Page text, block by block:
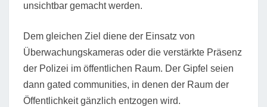
unsichtbar gemacht werden.
Dem gleichen Ziel diene der Einsatz von
Überwachungskameras oder die verstärkte Präsenz
der Polizei im öffentlichen Raum. Der Gipfel seien
dann gated communities, in denen der Raum der
Öffentlichkeit gänzlich entzogen wird.